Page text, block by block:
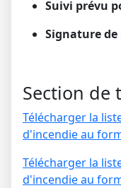
Suivi prévu
Signature
Section de
Télécharger la
d'incendie au
Télécharger la
d'incendie au